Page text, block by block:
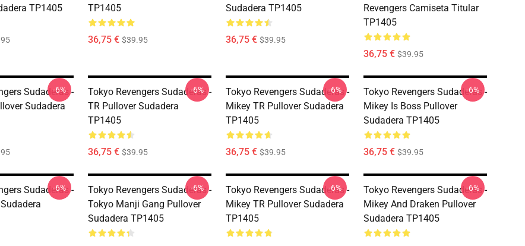
TP1405
TP1405
36,75 € $39.95
Sudadera TP1405
36,75 € $39.95
Revengers Camiseta Titular
TP1405
36,75 € $39.95
Sudaderas -
Sudadera
-6%
Tokyo Revengers Sudaderas -
TR Pullover Sudadera
TP1405
36,75 € $39.95
-6%
Tokyo Revengers Sudaderas -
Mikey TR Pullover Sudadera
TP1405
36,75 € $39.95
-6%
Tokyo Revengers Sudaderas -
Mikey Is Boss Pullover
Sudadera TP1405
36,75 € $39.95
-6%
Sudaderas -
-6%
Tokyo Revengers Sudaderas -
Tokyo Manji Gang Pullover
Sudadera TP1405
-6%
Tokyo Revengers Sudaderas -
Mikey TR Pullover Sudadera
TP1405
-6%
Tokyo Revengers Sudaderas -
Mikey And Draken Pullover
Sudadera TP1405
-6%